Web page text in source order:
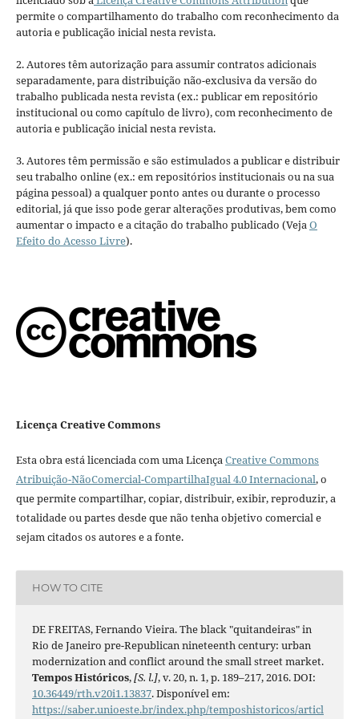
permite o compartilhamento do trabalho com reconhecimento da
autoria e publicação inicial nesta revista.
2. Autores têm autorização para assumir contratos adicionais
separadamente, para distribuição não-exclusiva da versão do
trabalho publicada nesta revista (ex.: publicar em repositório
institucional ou como capítulo de livro), com reconhecimento de
autoria e publicação inicial nesta revista.
3. Autores têm permissão e são estimulados a publicar e distribuir
seu trabalho online (ex.: em repositórios institucionais ou na sua
página pessoal) a qualquer ponto antes ou durante o processo
editorial, já que isso pode gerar alterações produtivas, bem como
aumentar o impacto e a citação do trabalho publicado (Veja O
Efeito do Acesso Livre).
Licença Creative Commons
Esta obra está licenciada com uma LicençaCreative Commons
Atribuição-NãoComercial-CompartilhaIgual 4.0 Internacional, o
que permite compartilhar, copiar, distribuir, exibir, reproduzir, a
totalidade ou partes desde que não tenha objetivo comercial e
sejam citados os autores e a fonte.
HOW TO CITE
DE FREITAS, Fernando Vieira. The black "quitandeiras" in
Rio de Janeiro pre-Republican nineteenth century: urban
modernization and conflict around the small street market.
Tempos Históricos,[S. l.], v. 20, n. 1, p. 189–217, 2016. DOI:
10.36449/rth.v20i1.13837. Disponível em:
https://saber.unioeste.br/index.php/temposhistoricos/articl